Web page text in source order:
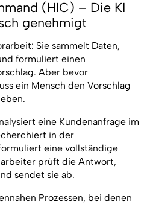
(HIC) – Die KI
genehmigt
Sie sammelt Daten,
formuliert einen
Aber bevor
ein Mensch den Vorschlag
eine Kundenanfrage im
in der
eine vollständige
prüft die Antwort,
sendet sie ab.
Prozessen, bei denen